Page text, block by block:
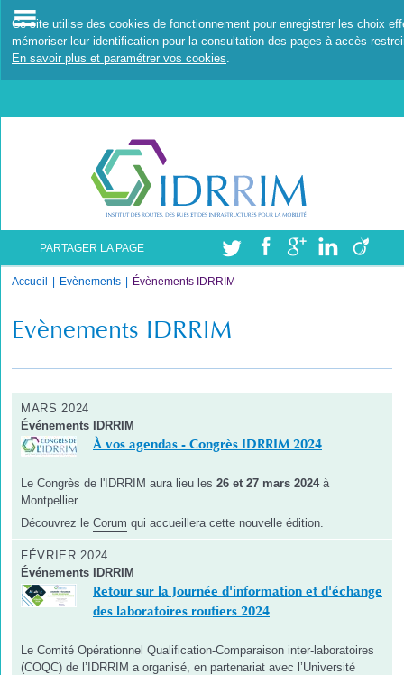
Ce site utilise des cookies de fonctionnement pour enregistrer les choix
mémoriser leur identification pour la consultation des pages à accès
En savoir plus et paramétrer vos cookies
PARTAGER LA PAGE
Accueil Evènements Évènements IDRRIM
Evènements IDRRIM
MARS 2024
Événements IDRRIM
À vos agendas - Congrès IDRRIM 2024
Le Congrès de l'IDRRIM aura lieu les 26 et 27 mars 2024à
Montpellier.
Découvrez le Corum qui accueillera cette nouvelle édition.
FÉVRIER 2024
Événements IDRRIM
Retour sur la Journée d'information et d'échange
des laboratoires routiers 2024
Le Comité Opérationnel Qualification-Comparaison inter-laboratoires
(COQC) de l’IDRRIM a organisé, en partenariat avec l’Université